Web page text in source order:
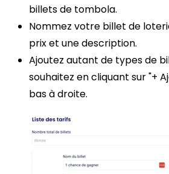
billets de tombola.
Nommez votre billet de
prix et une description.
Ajoutez autant de types de
souhaitez en cliquant sur "+
bas à droite.